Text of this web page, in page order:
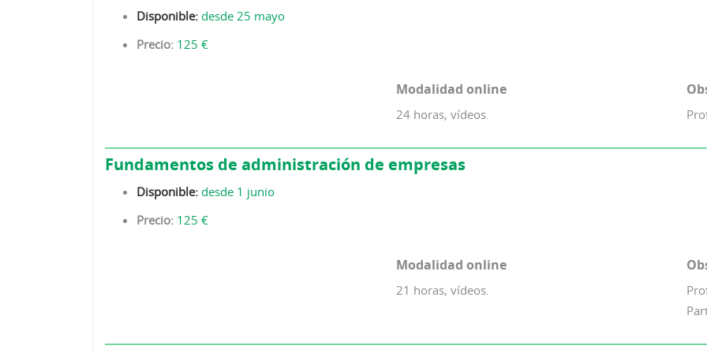
Disponible: desde 25 mayo
Precio: 125 €
Modalidad online
24 horas, vídeos.
Fundamentos de administración de empresas
Disponible: desde 1 junio
Precio: 125 €
Modalidad online
21 horas, vídeos.